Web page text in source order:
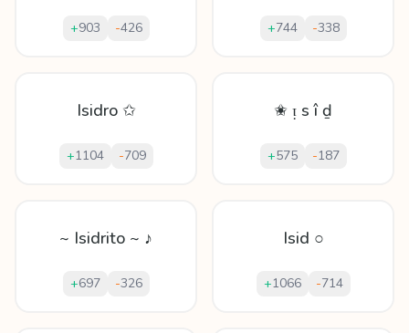
+903 -426 +744 -338
Isidro ✩
+1104 -709
✬ ᴉ ѕ î ḏ
+575 -187
~ Isidrito ~ ♪
+697 -326
Isid ○
+1066 -714